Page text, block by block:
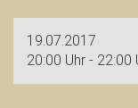
19.07.2017
20:00 Uhr - 22:00